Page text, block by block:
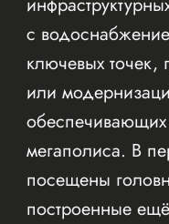
с
ключевых точек,
или
мегаполиса. В
посещены
построенные